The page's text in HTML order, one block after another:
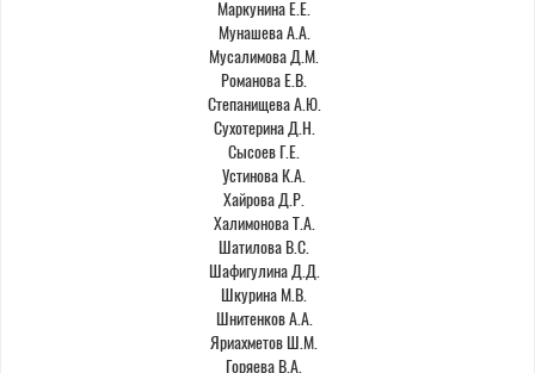
Маркунина Е.Е.
Мунашева А.А.
Мусалимова Д.М.
Романова Е.В.
Степанищева А.Ю.
Сухотерина Д.Н.
Сысоев Г.Е.
Устинова К.А.
Хайрова Д.Р.
Халимонова Т.А.
Шатилова В.С.
Шафигулина Д.Д.
Шкурина М.В.
Шнитенков А.А.
Яриахметов Ш.М.
Горяева В.А.